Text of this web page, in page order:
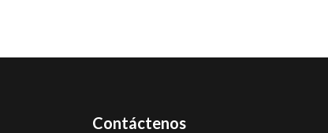
Contáctenos